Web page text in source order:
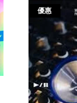
優惠